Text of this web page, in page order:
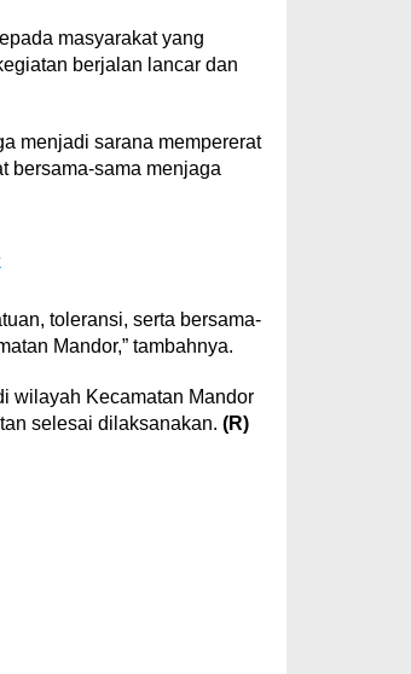
masyarakat yang
berjalan lancar dan
menjadi sarana mempererat
bersama-sama menjaga
toleransi, serta bersama-
Mandor,” tambahnya.
wilayah Kecamatan Mandor
selesai dilaksanakan. (R)